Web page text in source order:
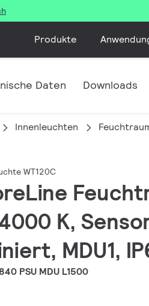
Produkte
Daten Downloads
Innenleuchten
WT120C
K,
MDU1,
PSU MDU L1500